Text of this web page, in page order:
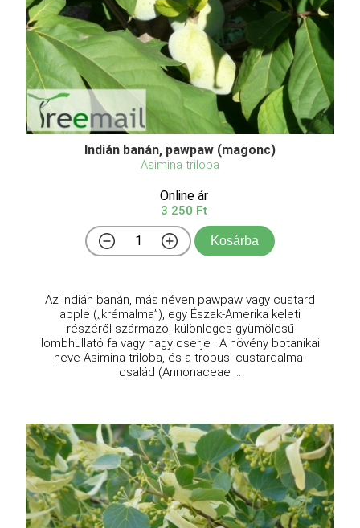
Indián banán, pawpaw (magonc)
Asimina triloba
Online ár
3 250 Ft
Kosárba
Az indián banán, más néven pawpaw vagy custard
apple („krémalma”), egy Észak-Amerika keleti
részéről származó, különleges gyümölcsű
lombhullató fa vagy nagy cserje . A növény botanikai
neve Asimina triloba, és a trópusi custardalma-
család (Annonaceae ...